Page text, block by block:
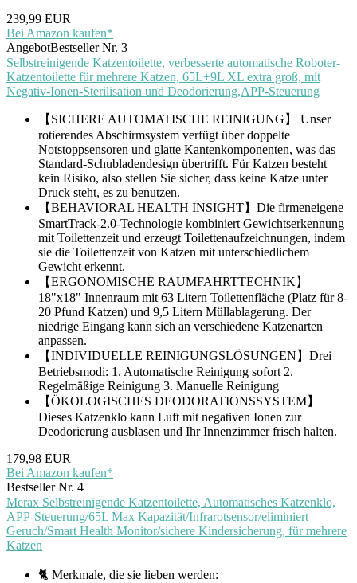
239,99 EUR
Bei Amazon kaufen*
AngebotBestseller Nr. 3
Selbstreinigende Katzentoilette, verbesserte automatische Roboter-
Katzentoilette für mehrere Katzen, 65L+9L XL extra groß, mit
Negativ-Ionen-Sterilisation und Deodorierung,APP-Steuerung
【SICHERE AUTOMATISCHE REINIGUNG】 Unser
rotierendes Abschirmsystem verfügt über doppelte
Notstoppsensoren und glatte Kantenkomponenten, was das
Standard-Schubladendesign übertrifft. Für Katzen besteht
kein Risiko, also stellen Sie sicher, dass keine Katze unter
Druck steht, es zu benutzen.
【BEHAVIORAL HEALTH INSIGHT】Die firmeneigene
SmartTrack-2.0-Technologie kombiniert Gewichtserkennung
mit Toilettenzeit und erzeugt Toilettenaufzeichnungen, indem
sie die Toilettenzeit von Katzen mit unterschiedlichem
Gewicht erkennt.
【ERGONOMISCHE RAUMFAHRTTECHNIK】
18"x18" Innenraum mit 63 Litern Toilettenfläche (Platz für 8-
20 Pfund Katzen) und 9,5 Litern Müllablagerung. Der
niedrige Eingang kann sich an verschiedene Katzenarten
anpassen.
【INDIVIDUELLE REINIGUNGSLÖSUNGEN】Drei
Betriebsmodi: 1. Automatische Reinigung sofort 2.
Regelmäßige Reinigung 3. Manuelle Reinigung
【ÖKOLOGISCHES DEODORATIONSSYSTEM】
Dieses Katzenklo kann Luft mit negativen Ionen zur
Deodorierung ausblasen und Ihr Innenzimmer frisch halten.
179,98 EUR
Bei Amazon kaufen*
Bestseller Nr. 4
Merax Selbstreinigende Katzentoilette, Automatisches Katzenklo,
APP-Steuerung/65L Max Kapazität/Infrarotsensor/eliminiert
Geruch/Smart Health Monitor/sichere Kindersicherung, für mehrere
Katzen
🐈 Merkmale, die sie lieben werden: